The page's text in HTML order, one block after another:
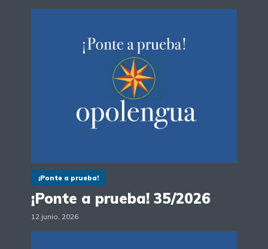
¡Ponte a prueba!
¡Ponte a prueba! 35/2026
12 junio, 2026